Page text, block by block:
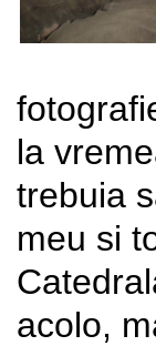
la
trebuia
meu si
acolo,